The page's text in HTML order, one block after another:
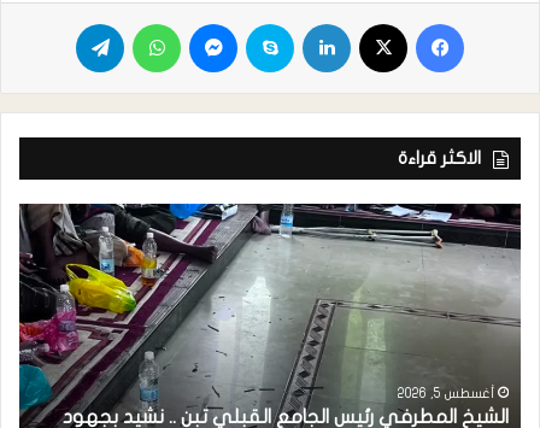
الاكثر قراءة
أغسطس 5, 2026
الشيخ المطرفي رئيس الجامع القبلي تبن .. نشيد بجهود